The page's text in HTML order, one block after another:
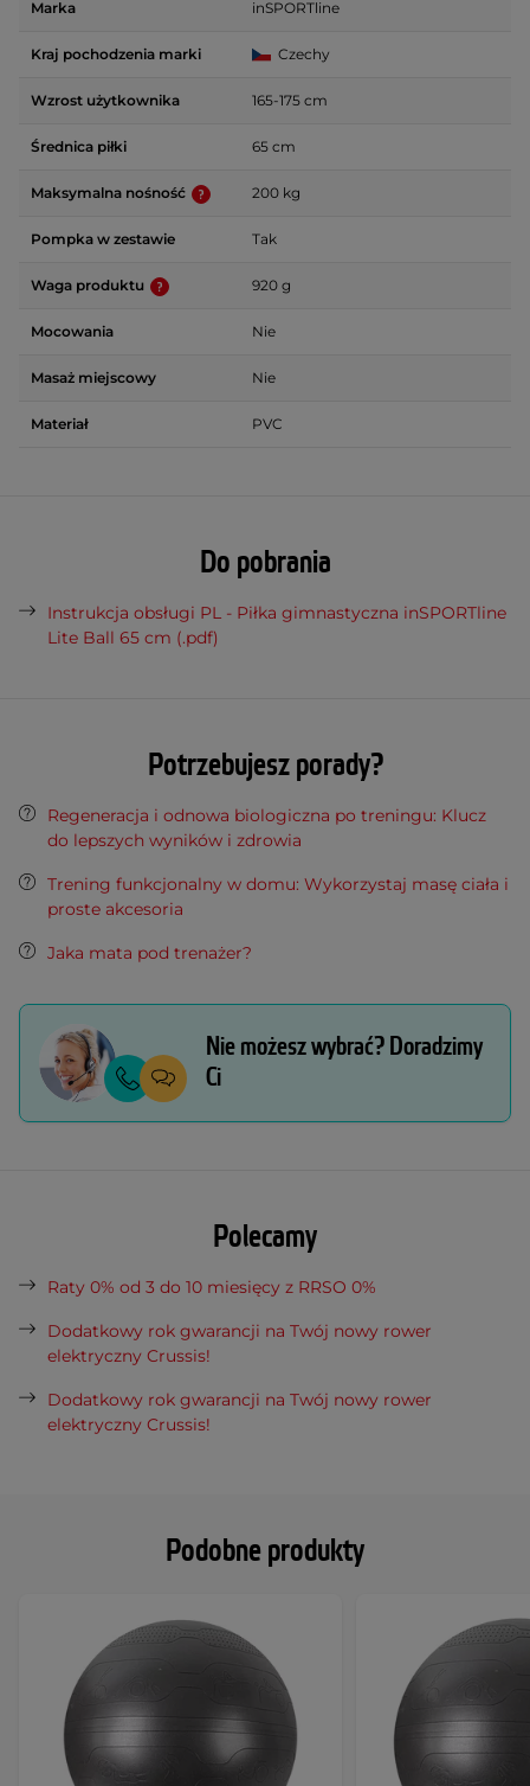
Podobne produkty
Marka inSPORTline
Kraj pochodzenia marki Czechy
Wzrost użytkownika 165-175 cm
Średnica piłki 65 cm
Maksymalna nośność 200 kg
Pompka w zestawie Tak
Waga produktu 920 g
Mocowania Nie
Masaż miejscowy Nie
Materiał PVC
Do pobrania
Instrukcja obsługi PL - Piłka gimnastyczna inSPORTline
Lite Ball 65 cm (.pdf)
Potrzebujesz porady?
Regeneracja i odnowa biologiczna po treningu: Klucz
do lepszych wyników i zdrowia
Trening funkcjonalny w domu: Wykorzystaj masę ciała i
proste akcesoria
Jaka mata pod trenażer?
Nie możesz wybrać? Doradzimy
Ci
Polecamy
Raty 0% od 3 do 10 miesięcy z RRSO 0%
Dodatkowy rok gwarancji na Twój nowy rower
elektryczny Crussis!
Dodatkowy rok gwarancji na Twój nowy rower
elektryczny Crussis!